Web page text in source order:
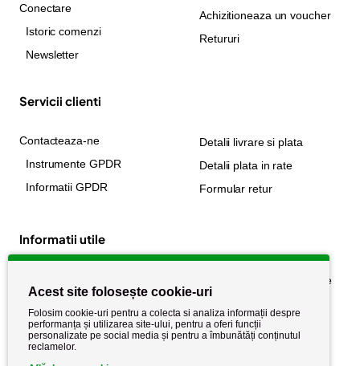
Conectare
Istoric comenzi
Newsletter
Achizitioneaza un voucher
Retururi
Servicii clienti
Contacteaza-ne
Instrumente GPDR
Informatii GPDR
Detalii livrare si plata
Detalii plata in rate
Formular retur
Informatii utile
Politica de cookie
Politica de confidențialitate
Termeni si conditii
Acest site folosește cookie-uri
Folosim cookie-uri pentru a colecta si analiza informații despre
performanța și utilizarea site-ului, pentru a oferi funcții
personalizate pe social media și pentru a îmbunătăți conținutul
reclamelor.